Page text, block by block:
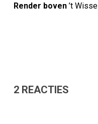
Render boven ’t
2 REACTIES